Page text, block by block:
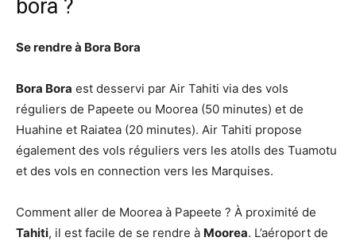
bora ?
Se rendre à Bora Bora
Bora Bora est desservi par Air Tahiti via des vols
réguliers de Papeete ou Moorea (50 minutes) et de
Huahine et Raiatea (20 minutes). Air Tahiti propose
également des vols réguliers vers les atolls des Tuamotu
et des vols en connection vers les Marquises.
Comment aller de Moorea à Papeete ? À proximité de
Tahiti, il est facile de se rendre à Moorea. L’aéroport de